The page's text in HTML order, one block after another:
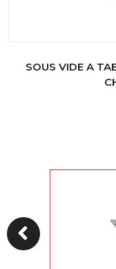
SOUS VIDE A